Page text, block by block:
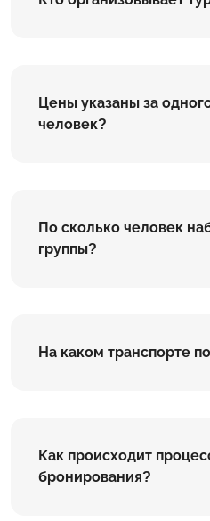
Цены указаны за
человек?
По сколько человек
группы?
На каком транспорте
Как происходит
бронирования?